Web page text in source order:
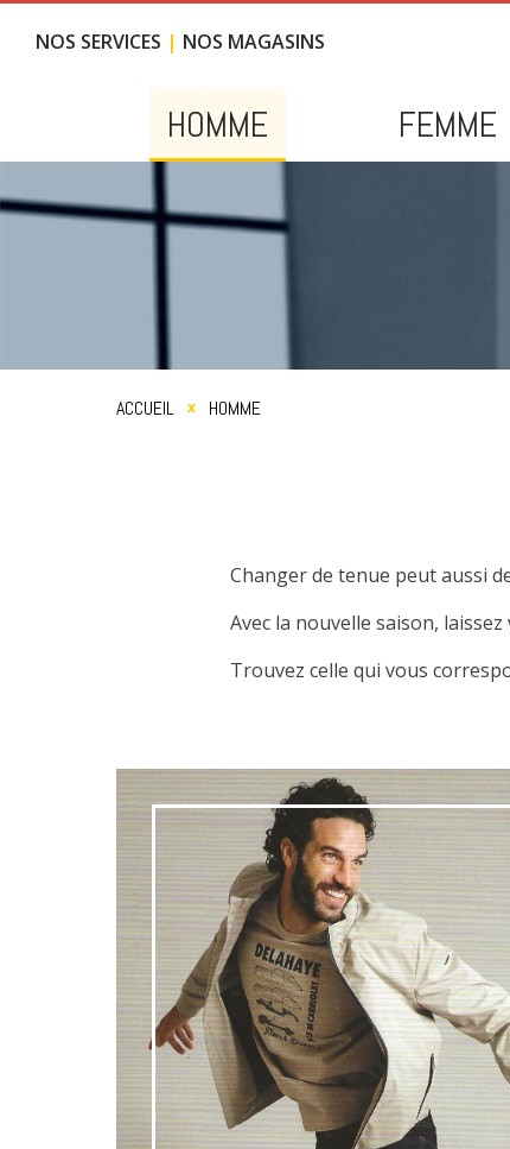
NOS SERVICES NOS MAGASINS
HOMME
TENUES DE CÉRÉMONIE
FEMME
ACCUEIL x HOMME
Changer de tenue peut aussi
Avec la nouvelle saison,
Trouvez celle qui vous